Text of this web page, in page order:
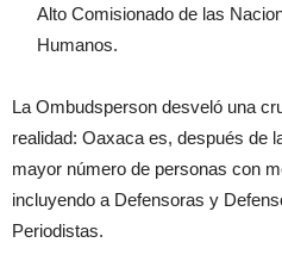
Alto Comisionado de las
Humanos.
La Ombudsperson desveló una
realidad: Oaxaca es, después de
mayor número de personas con
incluyendo a Defensoras y
Periodistas.